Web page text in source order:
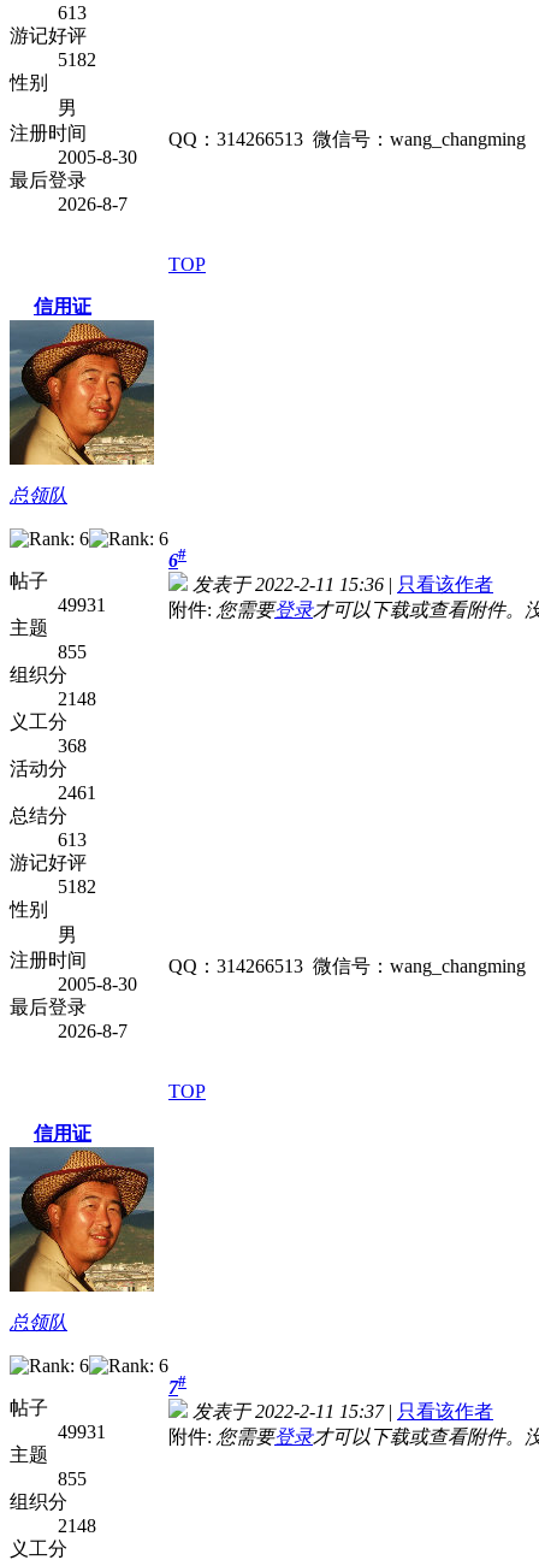
613
游记好评
5182
性别
男
注册时间
2005-8-30
最后登录
2026-8-7
QQ：314266513 微信号：wang_changming
TOP
信用证
总领队
帖子
49931
主题
855
组织分
2148
义工分
368
活动分
2461
总结分
613
游记好评
5182
性别
男
注册时间
2005-8-30
最后登录
2026-8-7
6#
发表于 2022-2-11 15:36 | 只看该作者
附件: 您需要登录才可以下载或查看附件。
QQ：314266513 微信号：wang_changming
TOP
信用证
总领队
帖子
49931
主题
855
组织分
2148
义工分
7#
发表于 2022-2-11 15:37| 只看该作者
附件: 您需要登录才可以下载或查看附件。